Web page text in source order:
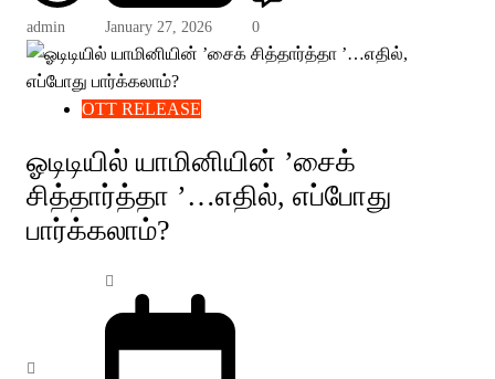
admin January 27, 2026 0
OTT RELEASE
ஓடிடியில் யாமினியின் ’சைக்
சித்தார்த்தா ’…எதில், எப்போது
பார்க்கலாம்?